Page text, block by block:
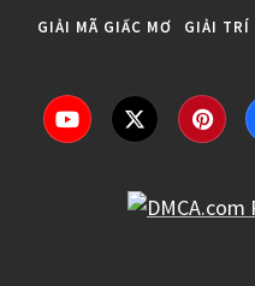
GIẢI MÃ GIẤC MƠ GIẢI TRÍ